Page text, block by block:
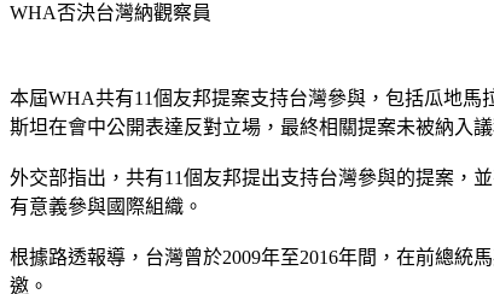
WHA否決台灣納觀察員
本屆WHA共有11個友邦提案支持台灣參與，包括瓜地
斯坦在會中公開表達反對立場，最終相關提案未被納入
外交部指出，共有11個友邦提出支持台灣參與的提案，
有意義參與國際組織。
根據路透報導，台灣曾於2009年至2016年間，在前總統
邀。